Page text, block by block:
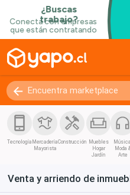
Tecnología Mercadería
Mayorista
Construcción Muebles
Hogar
Jardín
Moda
Arte